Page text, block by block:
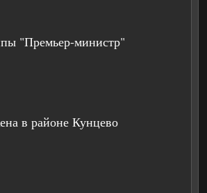
"Премьер-министр"
в районе Кунцево